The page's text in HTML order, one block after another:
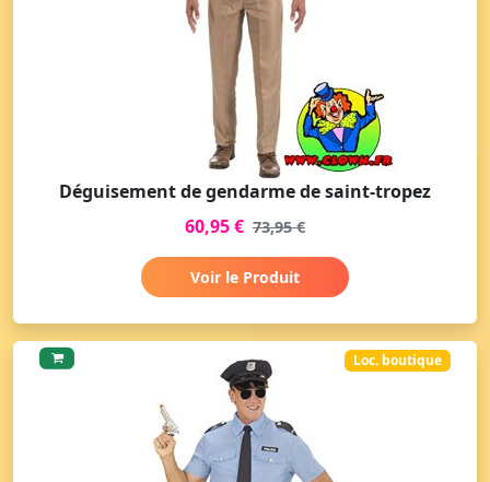
Déguisement de gendarme de saint-tropez
60,95 € 73,95 €
Voir le Produit
Loc. boutique